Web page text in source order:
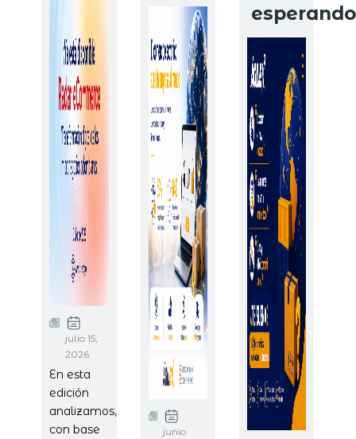
julio 15,
2026
En esta
edición
analizamos,
con base
junio